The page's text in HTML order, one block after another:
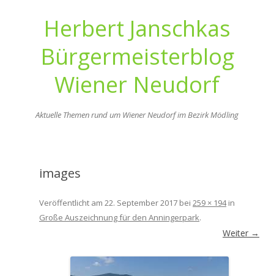
Herbert Janschkas
Bürgermeisterblog
Wiener Neudorf
Aktuelle Themen rund um Wiener Neudorf im Bezirk Mödling
images
Veröffentlicht am 22. September 2017 bei 259 × 194in
Große Auszeichnung für den Anningerpark.
Weiter →